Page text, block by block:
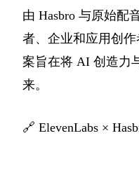
由 Hasbro 与原始配
者、企业和应用创
案旨在将 AI 创造力
来。
🔗 ElevenLabs ×